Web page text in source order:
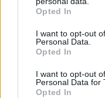
grant or deny consent
use your data for
consent section.
Opted In
I want to opt-out
Personal Data.
Opted In
I want to opt-out
Personal Data for
Opted In